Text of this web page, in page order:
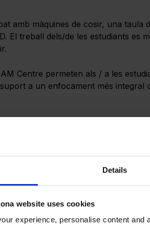
Details
website uses cookies
experience, personalise content
amb màquines de cosir, una
El treball dels/de les estudiants
Centre permeten als / a les
a un enfocament més integral
897 m² d’espais d’aprenentatge
i treball en petits grups
pràctic a l’aire lliure